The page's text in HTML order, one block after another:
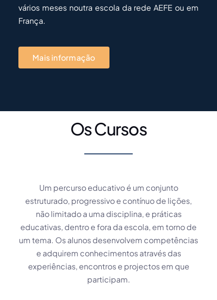
vários meses noutra escola da rede AEFE ou em
França.
Mais informação
Os Cursos
Um percurso educativo é um conjunto
estruturado, progressivo e contínuo de lições,
não limitado a uma disciplina, e práticas
educativas, dentro e fora da escola, em torno de
um tema. Os alunos desenvolvem competências
e adquirem conhecimentos através das
experiências, encontros e projectos em que
participam.